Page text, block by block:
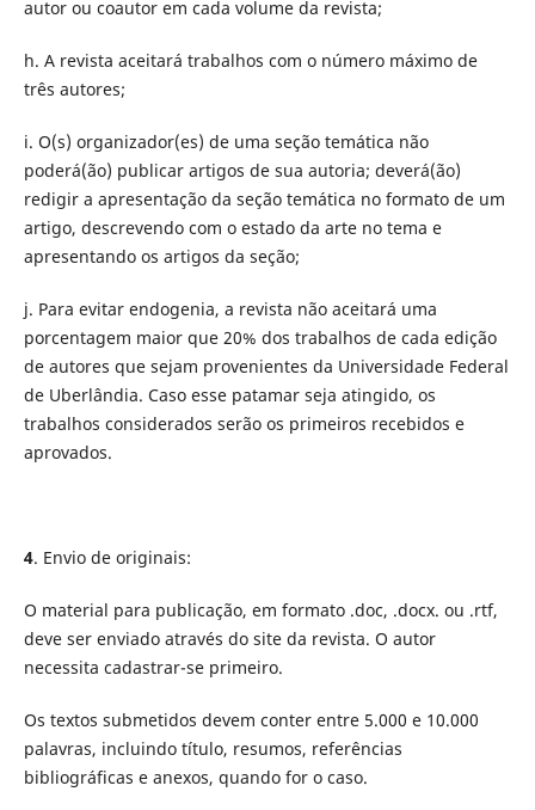
autor ou coautor em cada volume da revista;
h. A revista aceitará trabalhos com o número máximo de
três autores;
i. O(s) organizador(es) de uma seção temática não
poderá(ão) publicar artigos de sua autoria; deverá(ão)
redigir a apresentação da seção temática no formato de um
artigo, descrevendo com o estado da arte no tema e
apresentando os artigos da seção;
j. Para evitar endogenia, a revista não aceitará uma
porcentagem maior que 20% dos trabalhos de cada edição
de autores que sejam provenientes da Universidade Federal
de Uberlândia. Caso esse patamar seja atingido, os
trabalhos considerados serão os primeiros recebidos e
aprovados.
4. Envio de originais:
O material para publicação, em formato .doc, .docx. ou .rtf,
deve ser enviado através do site da revista. O autor
necessita cadastrar-se primeiro.
Os textos submetidos devem conter entre 5.000 e 10.000
palavras, incluindo título, resumos, referências
bibliográficas e anexos, quando for o caso.